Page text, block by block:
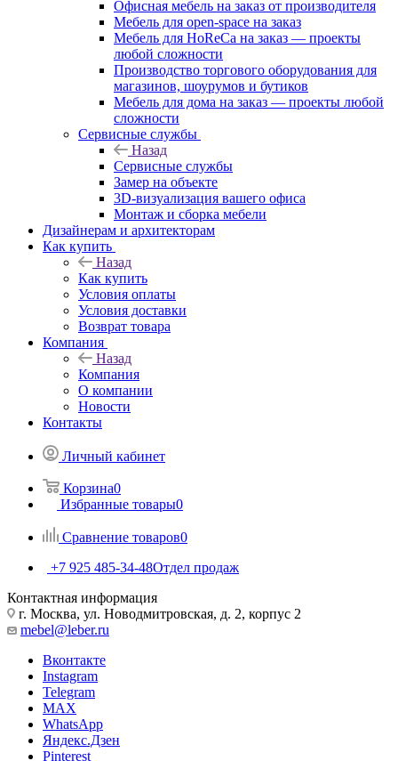
Офисная мебель на заказ от производителя
Мебель для open-space на заказ
Мебель для HoReCa на заказ — проекты
любой сложности
Производство торгового оборудования для
магазинов, шоурумов и бутиков
Мебель для дома на заказ — проекты любой
сложности
Сервисные службы
Назад
Сервисные службы
Замер на объекте
3D-визуализация вашего офиса
Монтаж и сборка мебели
Дизайнерам и архитекторам
Как купить
Назад
Как купить
Условия оплаты
Условия доставки
Возврат товара
Компания
Назад
Компания
О компании
Новости
Контакты
Личный кабинет
Корзина0
Избранные товары0
Сравнение товаров0
+7 925 485-34-48Отдел продаж
Контактная информация
г. Москва, ул. Новодмитровская, д. 2, корпус 2
mebel@leber.ru
Вконтакте
Instagram
Telegram
MAX
WhatsApp
Яндекс.Дзен
Pinterest